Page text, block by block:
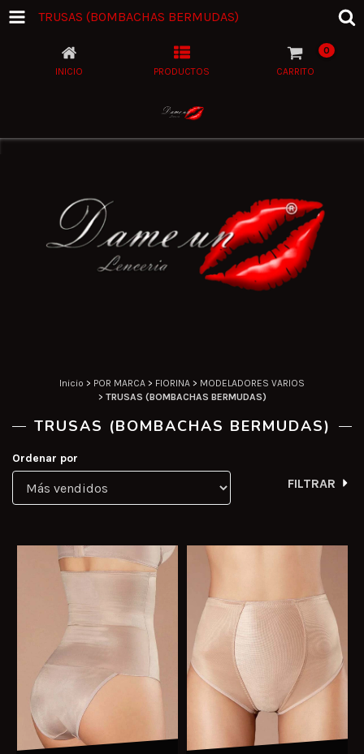
TRUSAS (BOMBACHAS BERMUDAS)
INICIO PRODUCTOS CARRITO
0
Inicio > POR MARCA > FIORINA > MODELADORES VARIOS
> TRUSAS (BOMBACHAS BERMUDAS)
TRUSAS (BOMBACHAS BERMUDAS)
Ordenar por
FILTRAR